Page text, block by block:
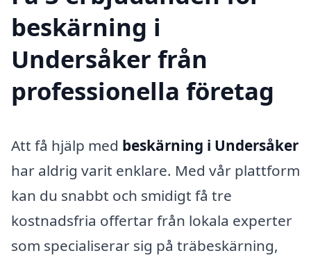
beskärning i
Undersåker från
professionella företag
Att få hjälp med beskärning i Undersåker
har aldrig varit enklare. Med vår plattform
kan du snabbt och smidigt få tre
kostnadsfria offertar från lokala experter
som specialiserar sig på träbeskärning,